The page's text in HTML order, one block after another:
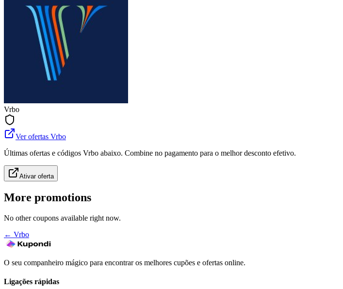
Vrbo
Ver ofertas Vrbo
Últimas ofertas e códigos Vrbo abaixo. Combine no pagamento para o melhor desconto efetivo.
Ativar oferta
More promotions
No other coupons available right now.
← Vrbo
O seu companheiro mágico para encontrar os melhores cupões e ofertas online.
Ligações rápidas